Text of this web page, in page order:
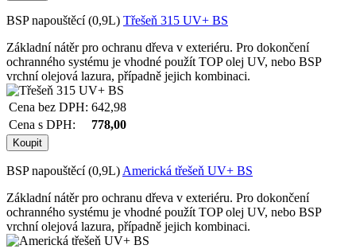
BSP napouštěcí (0,9L) Třešeň 315 UV+ BS
Základní nátěr pro ochranu dřeva v exteriéru. Pro dokončení
ochranného systému je vhodné použít TOP olej UV, nebo BSP
vrchní olejová lazura, případně jejich kombinaci.
Cena bez DPH: 642,98
Cena s DPH:
778,00
BSP napouštěcí (0,9L) Americká třešeň UV+ BS
Základní nátěr pro ochranu dřeva v exteriéru. Pro dokončení
ochranného systému je vhodné použít TOP olej UV, nebo BSP
vrchní olejová lazura, případně jejich kombinaci.